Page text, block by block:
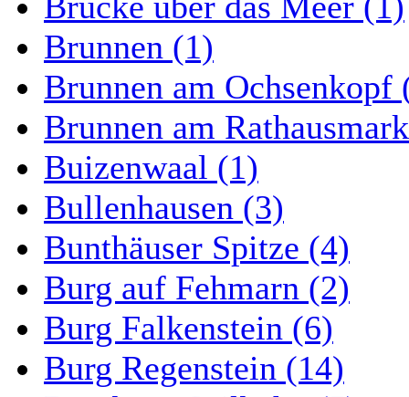
Brunnen (1)
Brunnen am Ochsenkopf
Brunnen am
Buizenwaal (1)
Bullenhausen (3)
Bunthäuser Spitze (4)
Burg auf Fehmarn (2)
Burg Falkenstein (6)
Burg Regenstein (14)